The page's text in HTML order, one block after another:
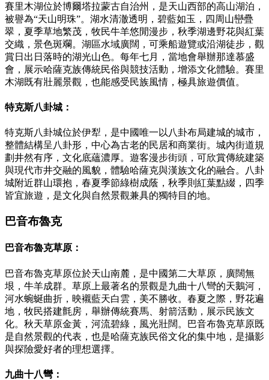
賽里木湖位於博爾塔拉蒙古自治州，是天山西部的高山湖泊，
被譽為“天山明珠”。湖水清澈透明，碧藍如玉，四周山巒疊
翠，夏季草地繁茂，牧民牛羊悠閒漫步，秋季湖邊野花與紅葉
交織，景色斑斕。湖區水域廣闊，可乘船遊覽或沿湖徒步，觀
賞日出日落時的湖光山色。每年七月，當地會舉辦那達慕盛
會，展示哈薩克族傳統民俗與競技活動，增添文化體驗。賽里
木湖既有壯麗景觀，也能感受民族風情，極具旅遊價值。
特克斯八卦城：
特克斯八卦城位於伊犁，是中國唯一以八卦布局建城的城市，
整體結構呈八卦形，中心為古老的民居和商業街。城內街道規
劃井然有序，文化底蘊濃厚。遊客漫步街頭，可欣賞傳統建築
與現代市井交融的風貌，體驗哈薩克與漢族文化的融合。八卦
城附近群山環抱，春夏季節綠樹成蔭，秋季則紅葉點綴，四季
皆宜旅遊，是文化與自然景觀兼具的獨特目的地。
巴音布魯克
巴音布魯克草原：
巴音布魯克草原位於天山南麓，是中國第二大草原，廣闊無
垠，牛羊成群。草原上最著名的景觀是九曲十八彎的天鵝河，
河水蜿蜒曲折，映襯藍天白雲，美不勝收。春夏之際，野花遍
地，牧民搭建氈房，舉辦傳統賽馬、射箭活動，展示民族文
化。秋天草原金黃，河流碧綠，風光壯闊。巴音布魯克草原既
是自然景觀的代表，也是哈薩克族民俗文化的集中地，是攝影
與探險愛好者的理想選擇。
九曲十八彎：